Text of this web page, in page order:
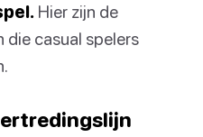
Hier zijn de
die casual spelers